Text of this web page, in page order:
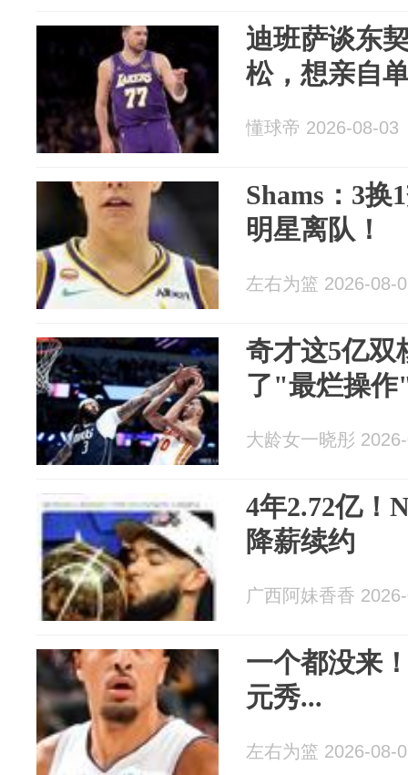
迪班萨谈东
松，想亲自
懂球帝 2026-08-03
Shams：3换
明星离队！
左右为篮 2026-08-
奇才这5亿双
了"最烂操作
大龄女一晓彤
4年2.72亿！
降薪续约
广西阿妹香香
一个都没来
元秀...
左右为篮 2026-08-